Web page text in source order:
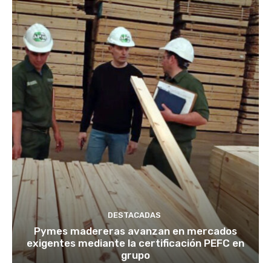
DESTACADAS
Pymes madereras avanzan en mercados
exigentes mediante la certificación PEFC en
grupo